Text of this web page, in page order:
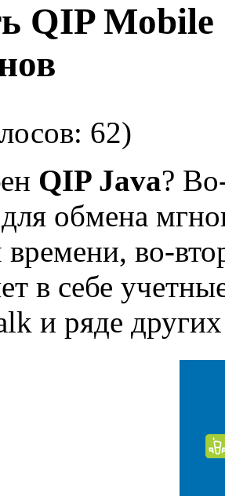
QIP
62)
QIP Java?
для обмена
времени, во-
в себе
и ряде